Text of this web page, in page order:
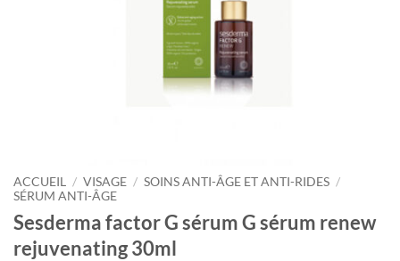
ACCUEIL / VISAGE / SOINS ANTI-ÂGE ET ANTI-RIDES /
SÉRUM ANTI-ÂGE
Sesderma factor G sérum G sérum renew
rejuvenating 30ml